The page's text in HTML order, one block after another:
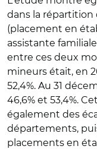
dans la répartition
(placement en
assistante
entre ces deux
mineurs était, en
52,4%. Au 31
46,6% et 53,4%.
également des
départements,
placements en